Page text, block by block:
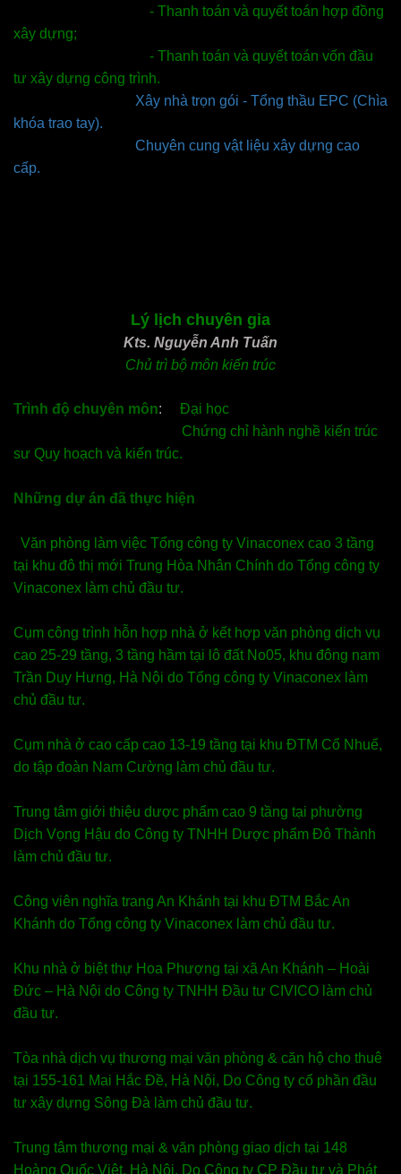
- Thanh toán và quyết toán hợp đồng
xây dựng;
- Thanh toán và quyết toán vốn đầu
tư xây dựng công trình.
Xây nhà trọn gói - Tổng thầu EPC (Chìa
khóa trao tay).
Chuyên cung vật liệu xây dựng cao
cấp.
Lý lịch chuyên gia
Kts. Nguyễn Anh Tuấn
Chủ trì bộ môn kiến trúc
Trình độ chuyên môn: Đại học
Chứng chỉ hành nghề kiến trúc
sư Quy hoạch và kiến trúc.
Những dự án đã thực hiện
Văn phòng làm việc Tổng công ty Vinaconex cao 3 tầng
tại khu đô thị mới Trung Hòa Nhân Chính do Tổng công ty
Vinaconex làm chủ đầu tư.
Cụm công trình hỗn hợp nhà ở kết hợp văn phòng dịch vụ
cao 25-29 tầng, 3 tầng hầm tại lô đất No05, khu đông nam
Trần Duy Hưng, Hà Nội do Tổng công ty Vinaconex làm
chủ đầu tư.
Cụm nhà ở cao cấp cao 13-19 tầng tại khu ĐTM Cổ Nhuế,
do tập đoàn Nam Cường làm chủ đầu tư.
Trung tâm giới thiệu dược phẩm cao 9 tầng tại phường
Dịch Vọng Hậu do Công ty TNHH Dược phẩm Đô Thành
làm chủ đầu tư.
Công viên nghĩa trang An Khánh tại khu ĐTM Bắc An
Khánh do Tổng công ty Vinaconex làm chủ đầu tư.
Khu nhà ở biệt thự Hoa Phượng tại xã An Khánh – Hoài
Đức – Hà Nội do Công ty TNHH Đầu tư CIVICO làm chủ
đầu tư.
Tòa nhà dịch vụ thương mại văn phòng & căn hộ cho thuê
tại 155-161 Mai Hắc Đề, Hà Nội, Do Công ty cổ phần đầu
tư xây dựng Sông Đà làm chủ đầu tư.
Trung tâm thương mại & văn phòng giao dịch tại 148
Hoàng Quốc Việt, Hà Nội, Do Công ty CP Đầu tư và Phát